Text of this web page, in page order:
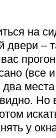
на
двери –
(все
два
Но
у